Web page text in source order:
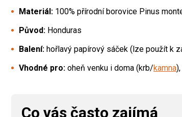
Materiál: 100% přírodní borovice Pinus
Původ: Honduras
Balení: hořlavý papírový sáček (lze použít k
Vhodné pro: oheň venku i doma (krb/kamna
Co vás často zajímá